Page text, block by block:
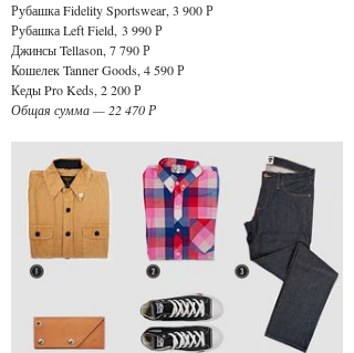
Рубашка Fidelity Sportswear, 3 900 Р
Рубашка Left Field, 3 990 Р
Джинсы Tellason, 7 790 Р
Кошелек Tanner Goods, 4 590 Р
Кеды Pro Keds, 2 200 Р
Общая сумма — 22 470 Р